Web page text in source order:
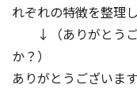
れぞれの特徴を整理
↓（ありがとうご
か？）
ありがとうございま